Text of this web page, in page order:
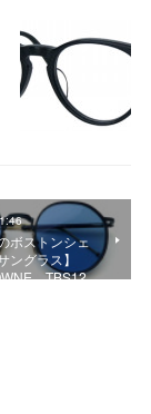
ボストンシェ
ングラス】
TBS12…